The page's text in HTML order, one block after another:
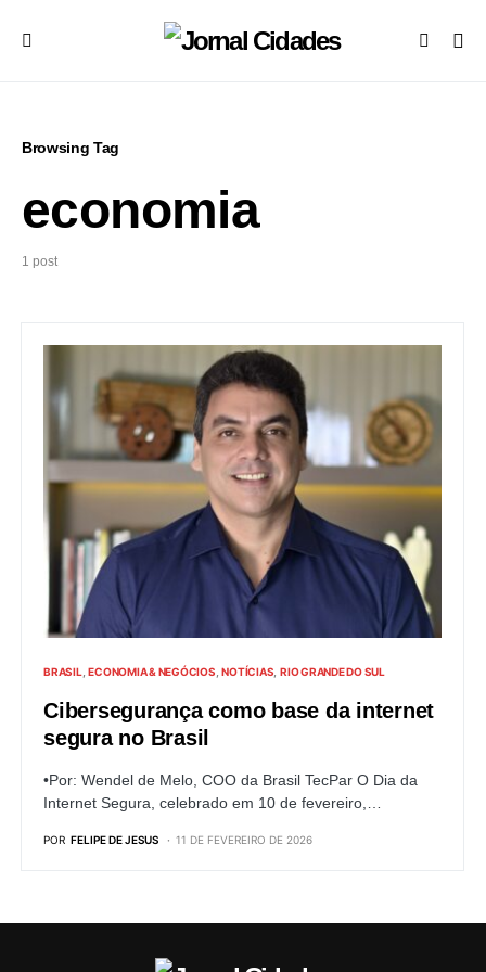
Browsing Tag
economia
1 post
BRASIL ECONOMIA & NEGÓCIOS NOTÍCIAS RIO GRANDE DO SUL
Cibersegurança como base da internet
segura no Brasil
•Por: Wendel de Melo, COO da Brasil TecPar O Dia da
Internet Segura, celebrado em 10 de fevereiro,…
POR FELIPE DE JESUS 11 DE FEVEREIRO DE 2026